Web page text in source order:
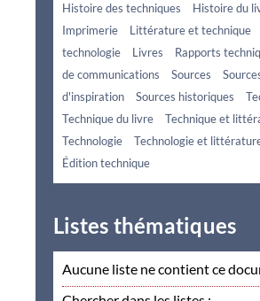
Histoire des techniques
Histoire du
Imprimerie
Littérature et technique
technologie
Livres Rapports
de communications
Sources
d'inspiration
Sources historiques
Technique du livre
Technique et
Technologie
Technologie et
Édition technique
Listes thématiques
Aucune liste ne contient ce